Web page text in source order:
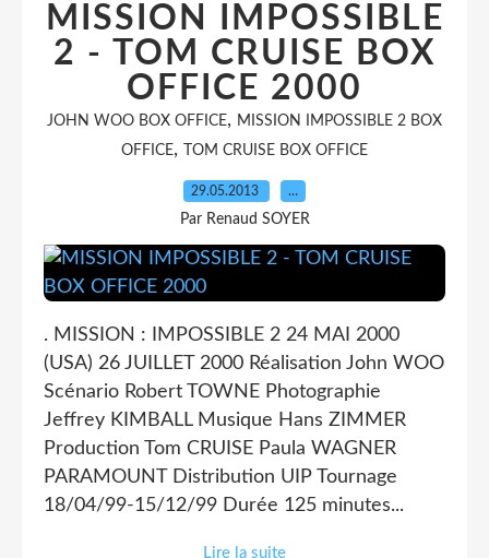
MISSION IMPOSSIBLE
2 - TOM CRUISE BOX
OFFICE 2000
JOHN WOO BOX OFFICE, MISSION IMPOSSIBLE 2 BOX
OFFICE, TOM CRUISE BOX OFFICE
29.05.2013 …
Par Renaud SOYER
. MISSION : IMPOSSIBLE 2 24 MAI 2000
(USA) 26 JUILLET 2000 Réalisation John WOO
Scénario Robert TOWNE Photographie
Jeffrey KIMBALL Musique Hans ZIMMER
Production Tom CRUISE Paula WAGNER
PARAMOUNT Distribution UIP Tournage
18/04/99-15/12/99 Durée 125 minutes...
Lire la suite